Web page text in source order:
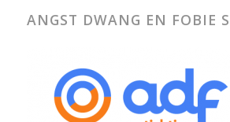
ANGST DWANG EN FOBIE